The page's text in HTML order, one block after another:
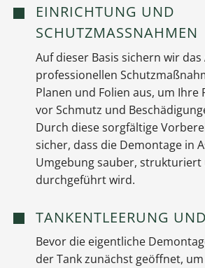
EINRICHTUNG UND
SCHUTZMASSNAHMEN
Auf dieser Basis sichern wir
professionellen
Planen und Folien aus, um Ihre
vor Schmutz und
Durch diese sorgfältige
sicher, dass die Demontage in
Umgebung sauber, strukturiert
durchgeführt wird.
TANKENTLEERUNG
Bevor die eigentliche
der Tank zunächst geöffnet,